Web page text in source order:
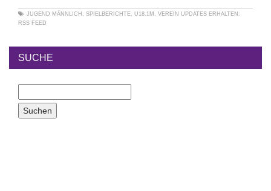
JUGEND MÄNNLICH , SPIELBERICHTE, U18.1M , VEREIN UPDATES ERHALTEN:
RSS FEED
SUCHE